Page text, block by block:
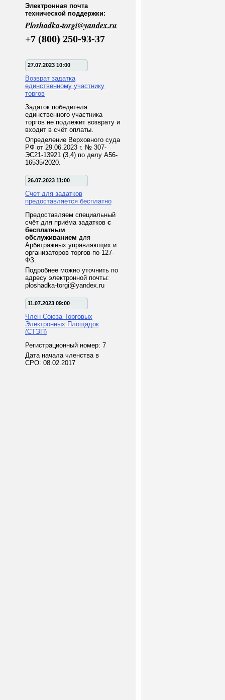
Электронная почта
технической поддержки:
Ploshadka-torgi@yandex.ru
+7 (800) 250-93-37
27.07.2023 10:00
Возврат задатка
единственному участнику
торгов
Задаток победителя
единственного участника
торгов не подлежит возврату и
входит в счёт оплаты.
Определение Верховного суда
РФ от 29.06.2023 г. № 307-
ЭС21-13921 (3,4) по делу А56-
16535/2020.
26.07.2023 11:00
Счет для задатков
предоставляется бесплатно
Предоставляем специальный
счёт для приёма задатков с
бесплатным
обслуживанием для
Арбитражных управляющих и
организаторов торгов по 127-
ФЗ.
Подробнее можно уточнить по
адресу электронной почты:
ploshadka-torgi@yandex.ru
11.07.2023 09:00
Член Союза Торговых
Электронных Площадок
(СТЭП)
Регистрационный номер: 7
Дата начала членства в
СРО: 08.02.2017